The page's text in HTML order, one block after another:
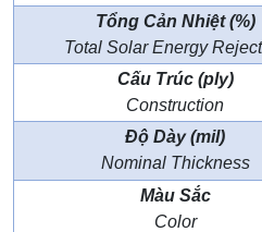
Tổng Cản Nhiệt (%)
Total Solar Energy
Cấu Trúc (ply)
Construction
Độ Dày (mil)
Nominal Thickness
Màu Sắc
Color